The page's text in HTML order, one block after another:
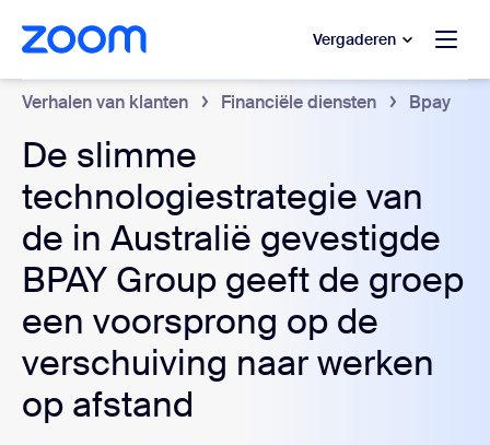
hoofdinhoud gaan
naar hulp via chat Vergaderen
Verhalen van klanten Financiële diensten Bpay
De slimme
technologiestrategie van
de in Australië gevestigde
BPAY Group geeft de groep
een voorsprong op de
verschuiving naar werken
op afstand